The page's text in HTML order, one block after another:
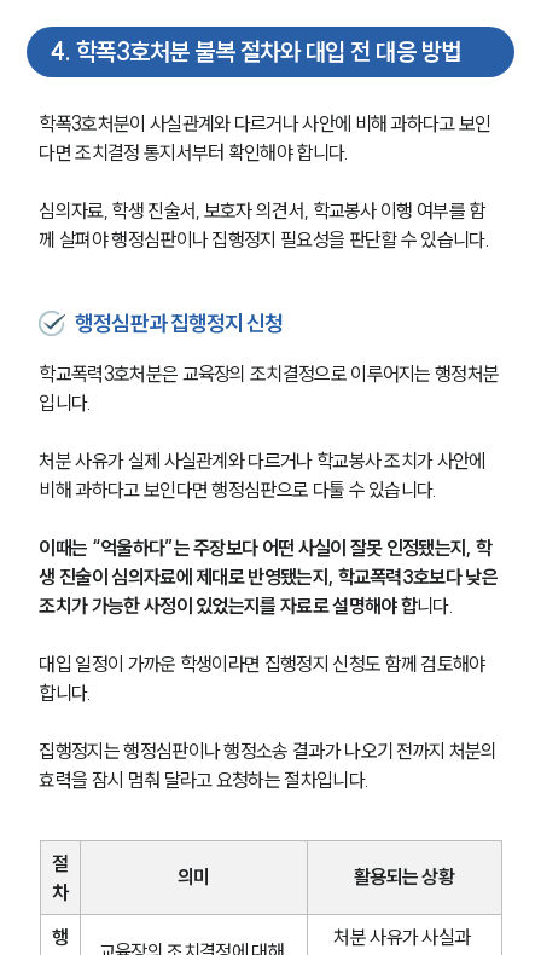
4. 학폭3호처분 불복 절차와 대입 전 대응 방법
학폭3호처분이 사실관계와 다르거나 사안에 비해 과하다고 보인
다면 조치결정 통지서부터 확인해야 합니다.
심의자료, 학생 진술서, 보호자 의견서, 학교봉사 이행 여부를 함
께 살펴야 행정심판이나 집행정지 필요성을 판단할 수 있습니다.
행정심판과 집행정지 신청
학교폭력3호처분은 교육장의 조치결정으로 이루어지는 행정처분
입니다.
처분 사유가 실제 사실관계와 다르거나 학교봉사 조치가 사안에
비해 과하다고 보인다면 행정심판으로 다툴 수 있습니다.
이때는 “억울하다”는 주장보다 어떤 사실이 잘못 인정됐는지, 학
생 진술이 심의자료에 제대로 반영됐는지, 학교폭력3호보다 낮은
조치가 가능한 사정이 있었는지를 자료로 설명해야 합니다.
대입 일정이 가까운 학생이라면 집행정지 신청도 함께 검토해야
합니다.
집행정지는 행정심판이나 행정소송 결과가 나오기 전까지 처분의
효력을 잠시 멈춰 달라고 요청하는 절차입니다.
절
차
의미 활용되는 상황
행
처분 사유가 사실과